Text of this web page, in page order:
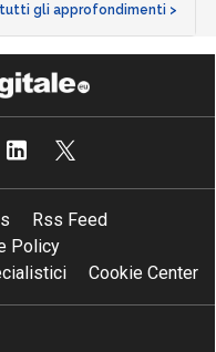
gli approfondimenti >
Rss Feed
Policy
Cookie Center